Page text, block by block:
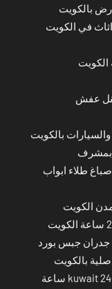
بالكويت
في الكويت
عفش
بالكويت
بمشرف
طلاء ابواب
الكويت
جبس بورد
بالكويت